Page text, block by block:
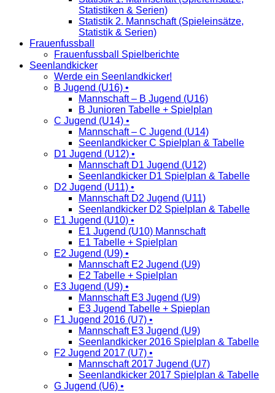
Statistiken & Serien)
Statistik 2. Mannschaft (Spieleinsätze,
Statistik & Serien)
Frauenfussball
Frauenfussball Spielberichte
Seenlandkicker
Werde ein Seenlandkicker!
B Jugend (U16) •
Mannschaft – B Jugend (U16)
B Junioren Tabelle + Spielplan
C Jugend (U14) •
Mannschaft – C Jugend (U14)
Seenlandkicker C Spielplan & Tabelle
D1 Jugend (U12) •
Mannschaft D1 Jugend (U12)
Seenlandkicker D1 Spielplan & Tabelle
D2 Jugend (U11) •
Mannschaft D2 Jugend (U11)
Seenlandkicker D2 Spielplan & Tabelle
E1 Jugend (U10) •
E1 Jugend (U10) Mannschaft
E1 Tabelle + Spielplan
E2 Jugend (U9) •
Mannschaft E2 Jugend (U9)
E2 Tabelle + Spielplan
E3 Jugend (U9) •
Mannschaft E3 Jugend (U9)
E3 Jugend Tabelle + Spieplan
F1 Jugend 2016 (U7) •
Mannschaft E3 Jugend (U9)
Seenlandkicker 2016 Spielplan & Tabelle
F2 Jugend 2017 (U7) •
Mannschaft 2017 Jugend (U7)
Seenlandkicker 2017 Spielplan & Tabelle
G Jugend (U6) •